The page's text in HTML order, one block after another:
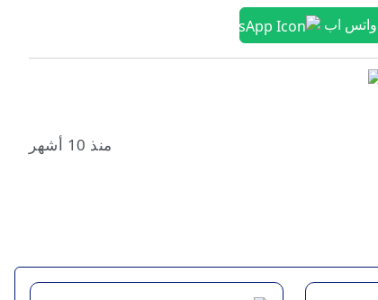
واتس اب
منذ 10 أشهر